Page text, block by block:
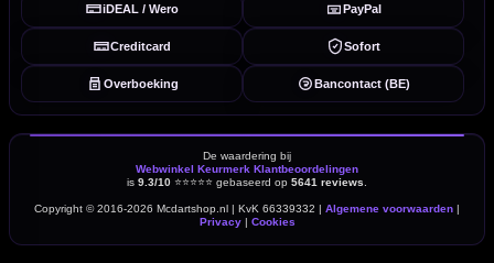
iDEAL / Wero PayPal
Creditcard Sofort
Overboeking Bancontact (BE)
De waardering bij
Webwinkel Keurmerk Klantbeoordelingen
is 9.3/10 ⭐⭐⭐⭐⭐ gebaseerd op 5641 reviews
Copyright © 2016-2026 Mcdartshop.nl | KvK 66339332 | Algemene voorwaarden |
Privacy| Cookies